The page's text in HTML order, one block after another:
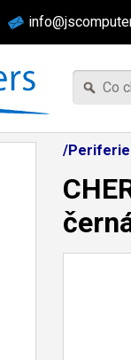
/Periferie